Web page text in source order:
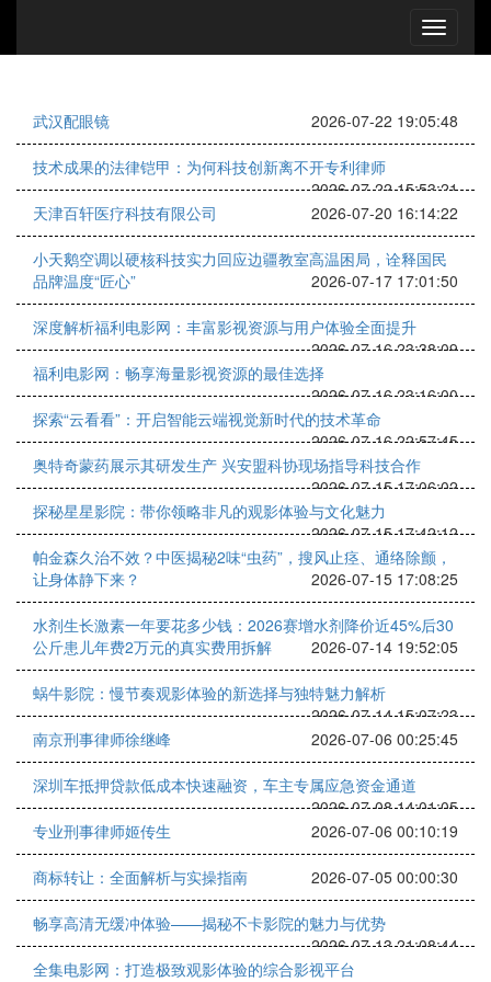
武汉配眼镜 2026-07-22 19:05:48
技术成果的法律铠甲：为何科技创新离不开专利律师
2026-07-22 15:53:21
天津百轩医疗科技有限公司
2026-07-20 16:14:22
小天鹅空调以硬核科技实力回应边疆教室高温困局，诠释国民
品牌温度“匠心”
2026-07-17 17:01:50
深度解析福利电影网：丰富影视资源与用户体验全面提升
2026-07-16 23:38:09
福利电影网：畅享海量影视资源的最佳选择
2026-07-16 23:16:00
探索“云看看”：开启智能云端视觉新时代的技术革命
2026-07-16 22:57:45
奥特奇蒙药展示其研发生产 兴安盟科协现场指导科技合作
2026-07-15 17:06:02
探秘星星影院：带你领略非凡的观影体验与文化魅力
2026-07-15 17:42:12
帕金森久治不效？中医揭秘2味“虫药”，搜风止痉、通络除颤，
让身体静下来？
2026-07-15 17:08:25
水剂生长激素一年要花多少钱：2026赛增水剂降价近45%后30
公斤患儿年费2万元的真实费用拆解
2026-07-14 19:52:05
蜗牛影院：慢节奏观影体验的新选择与独特魅力解析
2026-07-14 15:07:23
南京刑事律师徐继峰
2026-07-06 00:25:45
深圳车抵押贷款低成本快速融资，车主专属应急资金通道
2026-07-08 14:01:05
专业刑事律师姬传生
2026-07-06 00:10:19
商标转让：全面解析与实操指南 2026-07-05 00:00:30
畅享高清无缓冲体验——揭秘不卡影院的魅力与优势
2026-07-13 21:08:44
全集电影网：打造极致观影体验的综合影视平台